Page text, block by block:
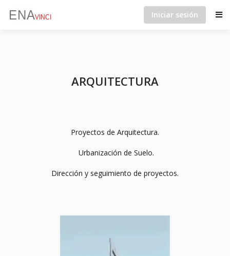
Iniciar sesión
ARQUITECTURA
Proyectos de Arquitectura.
Urbanización de Suelo.
Dirección y seguimiento de proyectos.